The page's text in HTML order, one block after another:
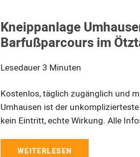
Kneippanlage
Barfußparcours im
Lesedauer 3 Minuten
Kostenlos, täglich zugänglich und
Umhausen ist der
kein Eintritt, echte Wirkung. Alle
WEITERLESEN